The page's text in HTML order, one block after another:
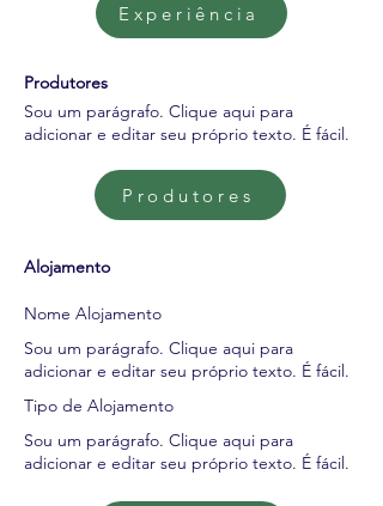
Experiência
Produtores
Sou um parágrafo. Clique aqui para
adicionar e editar seu próprio texto. É fácil.
Produtores
Alojamento
Nome Alojamento
Sou um parágrafo. Clique aqui para
adicionar e editar seu próprio texto. É fácil.
Tipo de Alojamento
Sou um parágrafo. Clique aqui para
adicionar e editar seu próprio texto. É fácil.